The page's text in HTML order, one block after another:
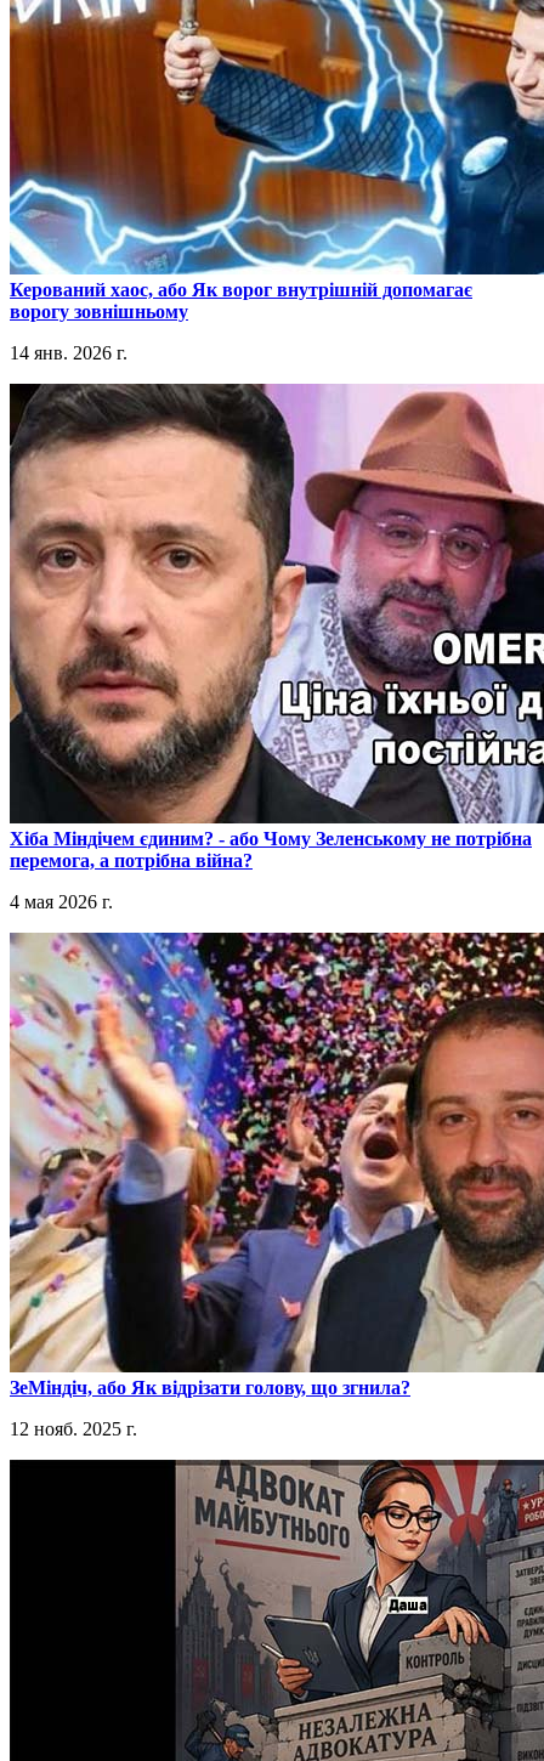
​Керований хаос, або Як ворог внутрішній допомагає
ворогу зовнішньому
14 янв. 2026 г.
​Хіба Міндічем єдиним? - або Чому Зеленському не потрібна
перемога, а потрібна війна?
4 мая 2026 г.
​ЗеМіндіч, або Як відрізати голову, що згнила?
12 нояб. 2025 г.